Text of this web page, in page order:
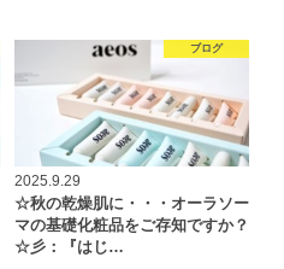
ブログ
2025.9.29
☆秋の乾燥肌に・・・オーラソー
マの基礎化粧品をご存知ですか？
☆彡：『はじ…